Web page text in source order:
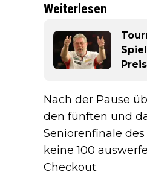
Weiterlesen
Nach der Pause
den fünften und
Seniorenfinale
keine 100
Checkout.